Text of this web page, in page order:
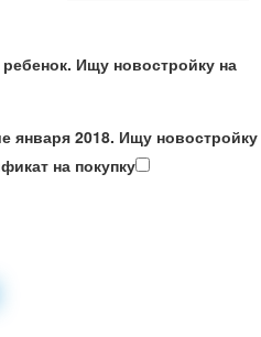
Ищу новостройку на
января 2018. Ищу новостройку
на покупку